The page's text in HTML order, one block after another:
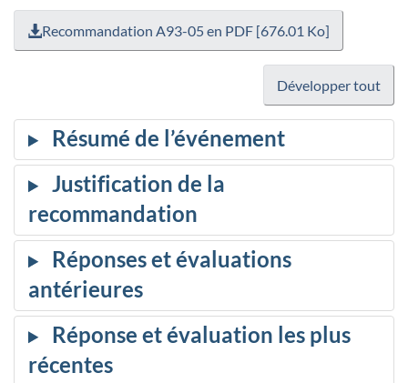
Recommandation A93-05 en PDF [676.01 Ko]
Développer tout